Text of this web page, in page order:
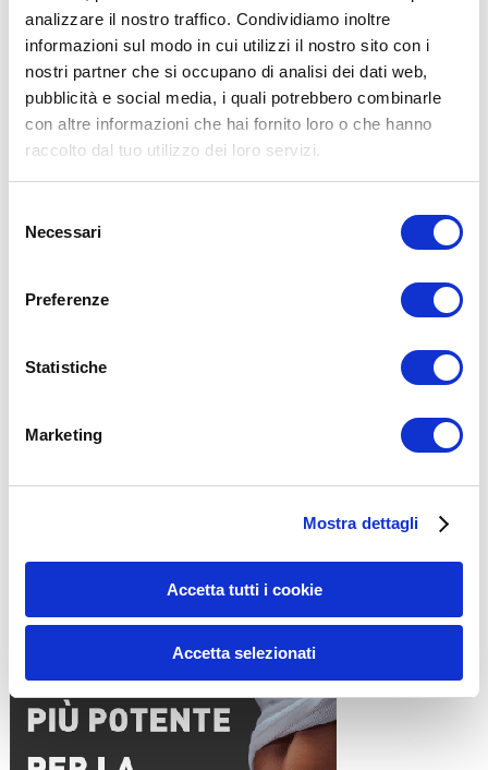
analizzare il nostro traffico. Condividiamo inoltre
informazioni sul modo in cui utilizzi il nostro sito con i
nostri partner che si occupano di analisi dei dati web,
pubblicità e social media, i quali potrebbero combinarle
con altre informazioni che hai fornito loro o che hanno
raccolto dal tuo utilizzo dei loro servizi.
delNecessari
Preferenze
Statistiche
Marketing
Mostra dettagli
Accetta tutti i cookie
Accetta selezionati
regime alimentare.
Condividi:
X
Facebook
alimentazionedietadigiuno intermittente
ADD COMMENT
Email*
15WORKOUT SCARICA ORA